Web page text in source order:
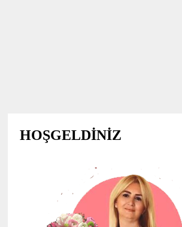
HOŞGELDİNİZ